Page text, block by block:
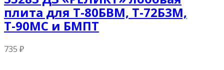
плита для Т-80БВМ, Т-72Б3М,
Т-90МС и БМПТ
735 ₽